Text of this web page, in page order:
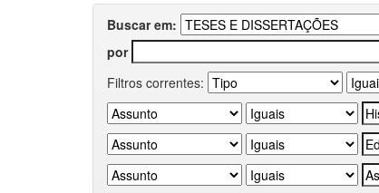
Buscar em:
por
Filtros correntes: